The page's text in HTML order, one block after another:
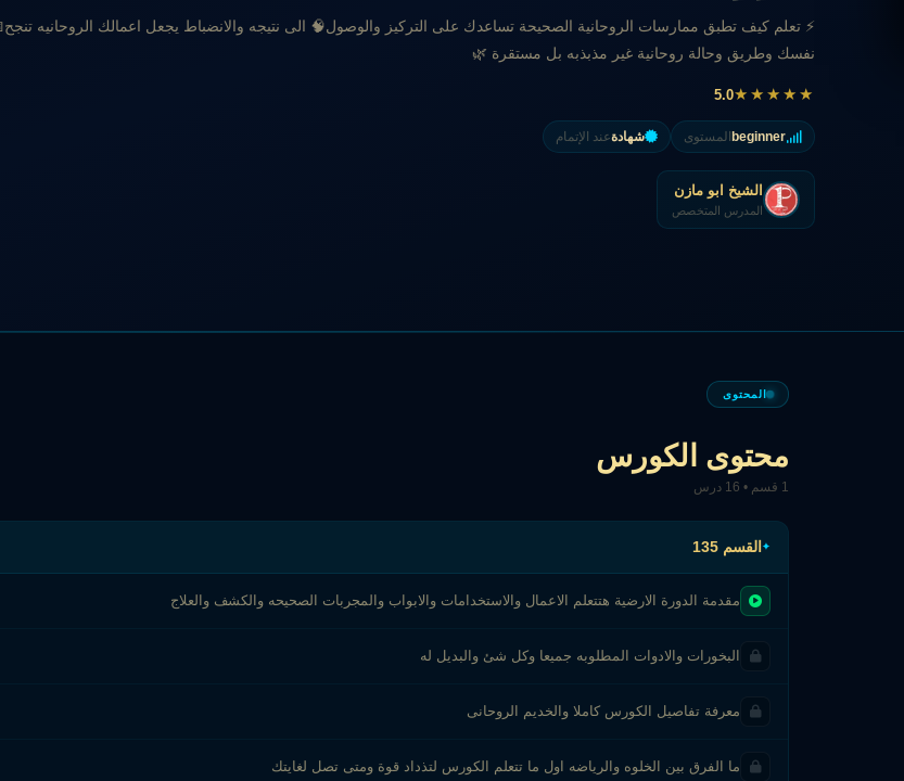
⚡ تعلم كيف تطبق ممارسات الروحانية الصحيحة تساعدك على التركيز والوصول🧠 الى نتيجه والانضباط يجعل اعمالك الروحانيه
نفسك وطريق وحالة روحانية غير مذبذبه بل مستقرة 🌿
★★★★★
5.0
beginner المستوى شهادةعند الإتمام
الشيخ ابو مازن
المدرس المتخصص
المحتوى
محتوى الكورس
1 قسم • 16 درس
القسم 135
مقدمة الدورة الارضية هتتعلم الاعمال والاستخدامات والابواب والمجربات الصحيحه والكشف والعلاج
البخورات والادوات المطلوبه جميعا وكل شئ والبديل له
معرفة تفاصيل الكورس كاملا والخديم الروحانى
ما الفرق بين الخلوه والرياضه اول ما تتعلم الكورس لتذداد قوة ومتى تصل لغايتك